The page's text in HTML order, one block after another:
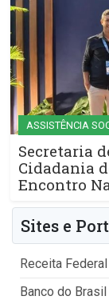
ASSISTÊNCIA
Secretaria
Cidadania
Encontro
Sites e
Receita Federal
Banco do Brasil